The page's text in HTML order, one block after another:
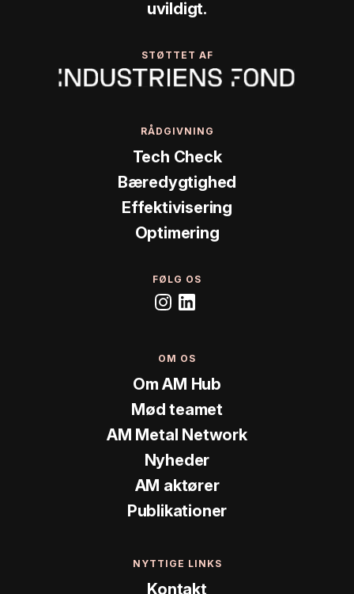
uvildigt.
STØTTET AF
RÅDGIVNING
Tech Check
Bæredygtighed
Effektivisering
Optimering
FØLG OS
OM OS
Om AM Hub
Mød teamet
AM Metal Network
Nyheder
AM aktører
Publikationer
NYTTIGE LINKS
Kontakt